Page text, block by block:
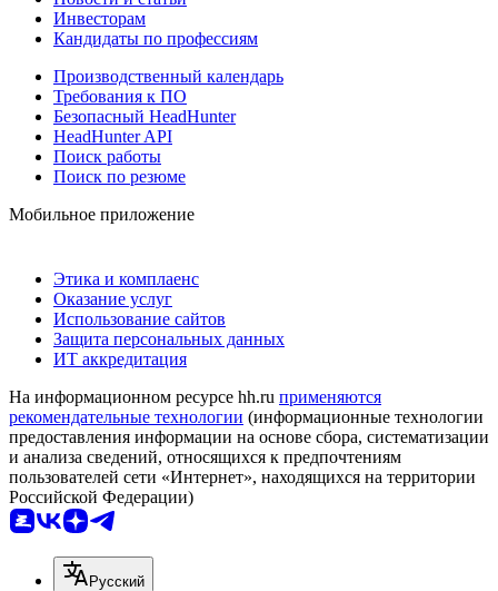
Инвесторам
Кандидаты по профессиям
Производственный календарь
Требования к ПО
Безопасный HeadHunter
HeadHunter API
Поиск работы
Поиск по резюме
Мобильное приложение
Этика и комплаенс
Оказание услуг
Использование сайтов
Защита персональных данных
ИТ аккредитация
На информационном ресурсе hh.ru применяются
рекомендательные технологии (информационные технологии
предоставления информации на основе сбора, систематизации
и анализа сведений, относящихся к предпочтениям
пользователей сети «Интернет», находящихся на территории
Российской Федерации)
Русский